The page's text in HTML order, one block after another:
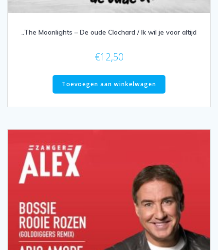
..The Moonlights – De oude Clochard / Ik wil je voor altijd
€12,50
Toevoegen aan winkelwagen